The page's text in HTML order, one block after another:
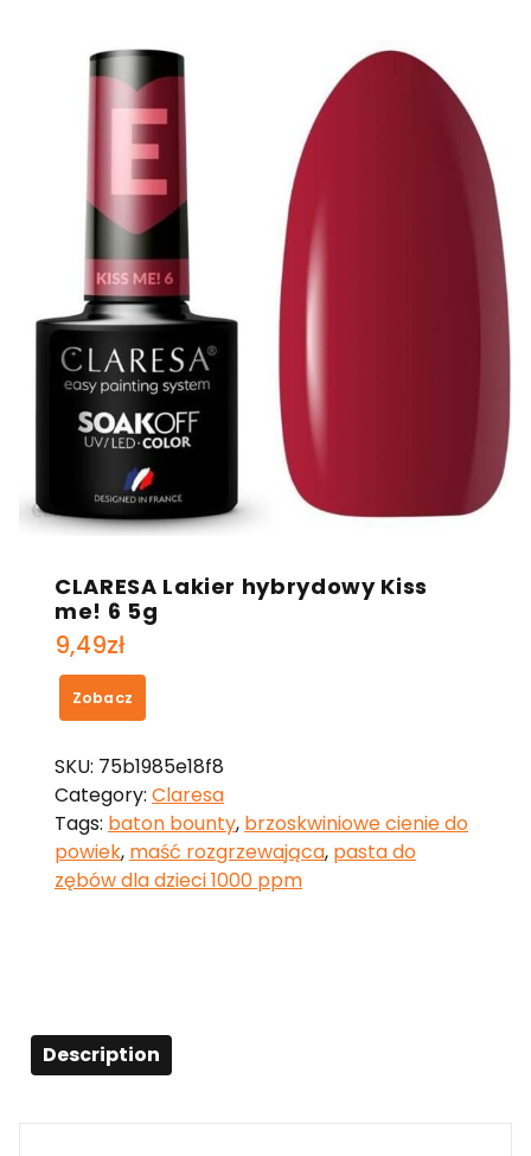
CLARESA Lakier hybrydowy Kiss
me! 6 5g
9,49zł
Zobacz
SKU: 75b1985e18f8
Category: Claresa
Tags: baton bounty, brzoskwiniowe cienie do
powiek, maść rozgrzewająca, pasta do
zębów dla dzieci 1000 ppm
Description